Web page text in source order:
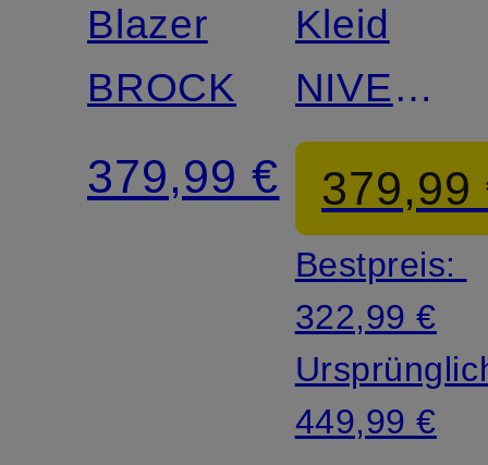
Blazer
BROCKLEY
379,99 €
Kleid
NIVELA
mit
Spitze
379,99
Bestpreis:
322,99 €
449,99 €